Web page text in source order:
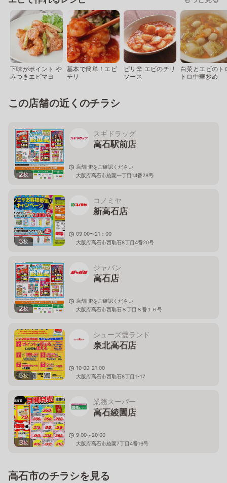
下味がポイント や
みつきエビマヨ
基本で簡単！エビ
チリ
ピリ辛 エビのチリ
ソース
白菜とエビのト
トロ中華炒め
この店舗の近くのチラシ
2枚
スギドラッグ
高石駅前店
店舗HPをご確認ください
大阪府高石市綾園一丁目14番28号
5枚
コノミヤ
新高石店
09:00〜21：00
大阪府高石市西取石8丁目4番20号
2枚
ジャパン
高石店
店舗HPをご確認ください
大阪府高石市西取石８丁目８番１６号
5枚
シューズ愛ランド
泉北高石店
10:00-21:00
大阪府高石市西取石8丁目1-17
3枚
業務スーパー
高石綾園店
9:00～20:00
大阪府高石市綾園7丁目4番16号
高石市のチラシを見る